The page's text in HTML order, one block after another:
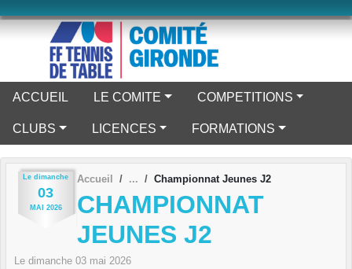
ACCUEIL LE COMITE COMPETITIONS
CLUBS LICENCES FORMATIONS
Le dimanche
03
MAI 2026
Accueil Championnat Jeunes J2
CHAMPIONNAT
JEUNES J2
Le dimanche 03 mai 2026